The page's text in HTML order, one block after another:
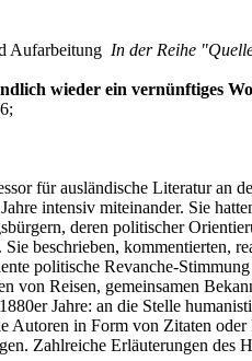
In der Reihe
wieder ein vernünftiges
für ausländische Literatur an
intensiv miteinander. Sie
deren politischer
Sie beschrieben, kommentierten,
politische Revanche-
von Reisen, gemeinsamen
Jahre: an die Stelle
Autoren in Form von Zitaten
Zahlreiche Erläuterungen des